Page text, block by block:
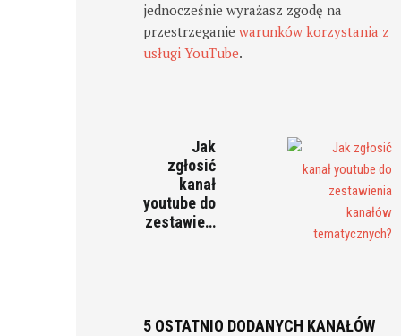
jednocześnie wyrażasz zgodę na
przestrzeganiewarunków korzystania z
usługi YouTube.
Jak
zgłosić
kanał
youtube do
zestawie…
5 OSTATNIO DODANYCH KANAŁÓW